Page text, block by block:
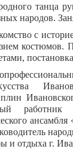
танца
народов.
с
костюмов.
работник
и отдыха г.